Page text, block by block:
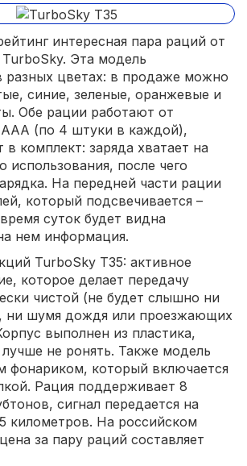
интересная пара раций от
Эта модель
разных цветах: в продаже можно
синие, зеленые, оранжевые и
Обе рации работают от
AAA (по 4 штуки в каждой),
в комплект: заряда хватает на
использования, после чего
На передней части рации
который подсвечивается –
суток будет видна
нем информация.
TurboSky T35: активное
которое делает передачу
чистой (не будет слышно ни
ни шумя дождя или проезжающих
выполнен из пластика,
не ронять. Также модель
фонариком, который включается
Рация поддерживает 8
сигнал передается на
километров. На российском
за пару раций составляет